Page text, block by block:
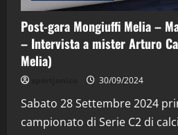
Post-gara Mongiuffi Melia –
– Intervista a mister Arturo
Melia)
30/09/2024
Sabato 28 Settembre 2024
campionato di Serie C2 di
2
“SportEmpire”
(Martedi 28
28/04/2026